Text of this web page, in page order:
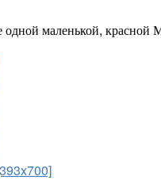
маленькой, красной